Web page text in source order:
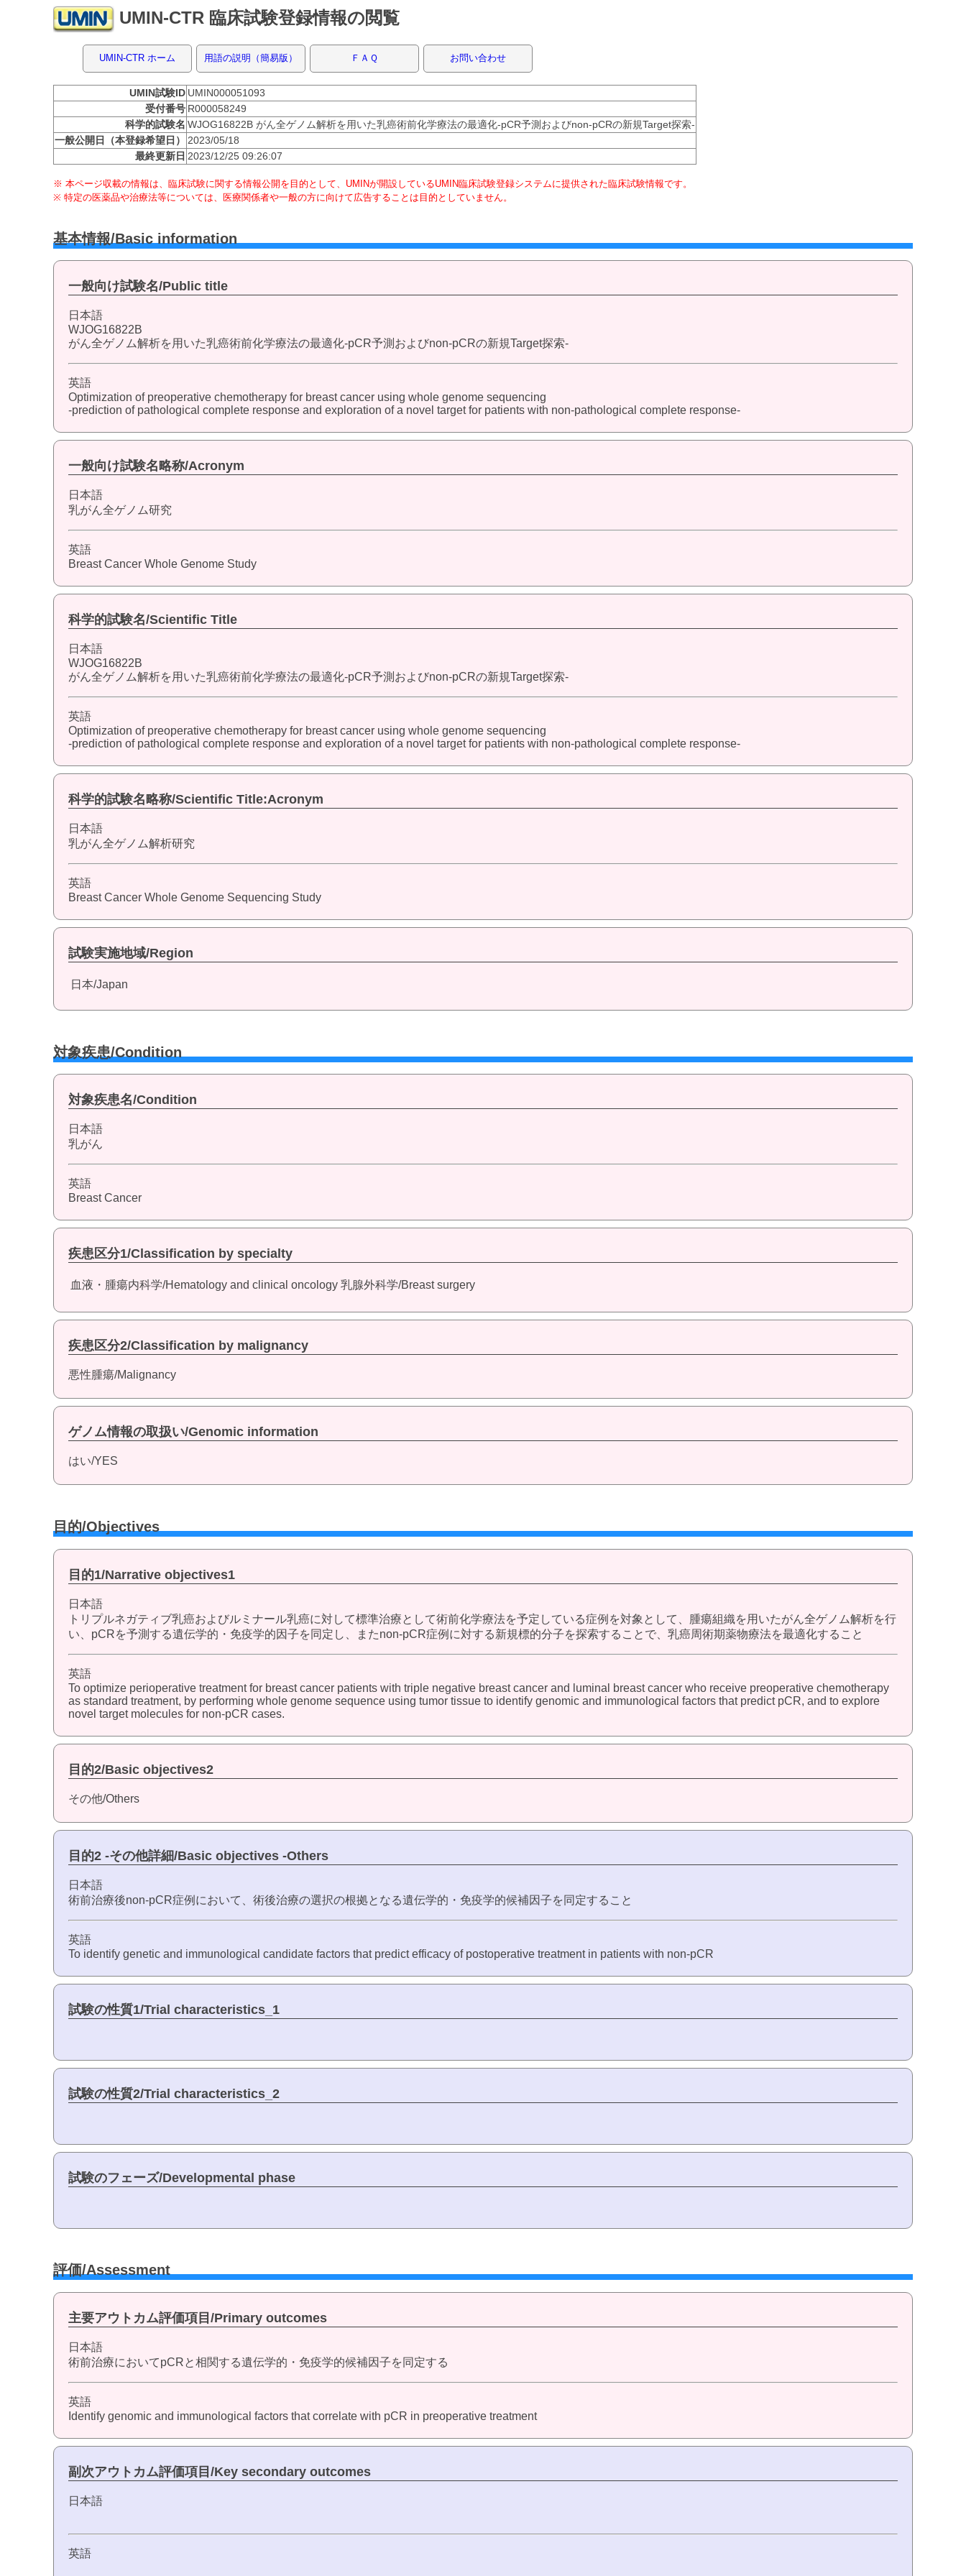
UMIN-CTR 臨床試験登録情報の閲覧
UMIN-CTR ホーム 用語の説明（簡易版） ＦＡＱ お問い合わせ
UMIN試験ID UMIN000051093
受付番号 R000058249
科学的試験名 WJOG16822B がん全ゲノム解析を用いた乳癌術前化学療法の最適化-pCR予測およびnon-pCRの新規Target探索-
一般公開日（本登録希望日）
2023/05/18
最終更新日 2023/12/25 09:26:07
※ 本ページ収載の情報は、臨床試験に関する情報公開を目的として、UMINが開設しているUMIN臨床試験登録システムに提供された臨床試験情報です。
※ 特定の医薬品や治療法等については、医療関係者や一般の方に向けて広告することは目的としていません。
基本情報/Basic information
一般向け試験名/Public title
日本語
WJOG16822B
がん全ゲノム解析を用いた乳癌術前化学療法の最適化-pCR予測およびnon-pCRの新規Target探索-
英語
Optimization of preoperative chemotherapy for breast cancer using whole genome sequencing
-prediction of pathological complete response and exploration of a novel target for patients with non-pathological complete response-
一般向け試験名略称/Acronym
日本語
乳がん全ゲノム研究
英語
Breast Cancer Whole Genome Study
科学的試験名/Scientific Title
日本語
WJOG16822B
がん全ゲノム解析を用いた乳癌術前化学療法の最適化-pCR予測およびnon-pCRの新規Target探索-
英語
Optimization of preoperative chemotherapy for breast cancer using whole genome sequencing
-prediction of pathological complete response and exploration of a novel target for patients with non-pathological complete response-
科学的試験名略称/Scientific Title:Acronym
日本語
乳がん全ゲノム解析研究
英語
Breast Cancer Whole Genome Sequencing Study
試験実施地域/Region
日本/Japan
対象疾患/Condition
対象疾患名/Condition
日本語
乳がん
英語
Breast Cancer
疾患区分1/Classification by specialty
血液・腫瘍内科学/Hematology and clinical oncology 乳腺外科学/Breast surgery
疾患区分2/Classification by malignancy
悪性腫瘍/Malignancy
ゲノム情報の取扱い/Genomic information
はい/YES
目的/Objectives
目的1/Narrative objectives1
日本語
トリプルネガティブ乳癌およびルミナール乳癌に対して標準治療として術前化学療法を予定している症例を対象として、腫瘍組織を用いたがん全ゲノム解析を行
い、pCRを予測する遺伝学的・免疫学的因子を同定し、またnon-pCR症例に対する新規標的分子を探索することで、乳癌周術期薬物療法を最適化すること
英語
To optimize perioperative treatment for breast cancer patients with triple negative breast cancer and luminal breast cancer who receive preoperative chemotherapy
as standard treatment, by performing whole genome sequence using tumor tissue to identify genomic and immunological factors that predict pCR, and to explore
novel target molecules for non-pCR cases.
目的2/Basic objectives2
その他/Others
目的2 -その他詳細/Basic objectives -Others
日本語
術前治療後non-pCR症例において、術後治療の選択の根拠となる遺伝学的・免疫学的候補因子を同定すること
英語
To identify genetic and immunological candidate factors that predict efficacy of postoperative treatment in patients with non-pCR
試験の性質1/Trial characteristics_1
試験の性質2/Trial characteristics_2
試験のフェーズ/Developmental phase
評価/Assessment
主要アウトカム評価項目/Primary outcomes
日本語
術前治療においてpCRと相関する遺伝学的・免疫学的候補因子を同定する
英語
Identify genomic and immunological factors that correlate with pCR in preoperative treatment
副次アウトカム評価項目/Key secondary outcomes
日本語
英語